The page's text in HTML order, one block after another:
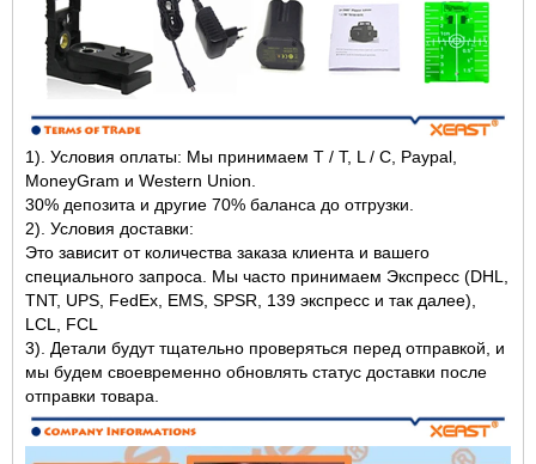
1). Условия оплаты: Мы принимаем T / T, L / C, Paypal,
MoneyGram и Western Union.
30% депозита и другие 70% баланса до отгрузки.
2). Условия доставки:
Это зависит от количества заказа клиента и вашего
специального запроса. Мы часто принимаем Экспресс (DHL,
TNT, UPS, FedEx, EMS, SPSR, 139 экспресс и так далее),
LCL, FCL
3). Детали будут тщательно проверяться перед отправкой, и
мы будем своевременно обновлять статус доставки после
отправки товара.